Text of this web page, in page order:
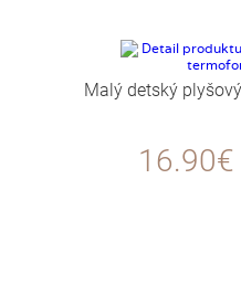
Malý detský
16.90€